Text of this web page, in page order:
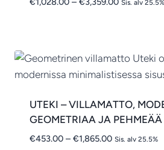
Sis. alv 25.5%
UTEKI – VILLAMATTO,
GEOMETRIAA JA
€453.00 – €1,865.00Hintaluokka:
Sis. alv 25.5%